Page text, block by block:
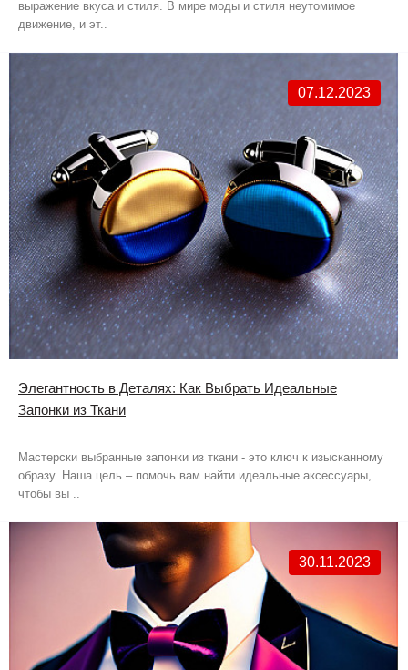
выражение вкуса и стиля. В мире моды и стиля неутомимое
движение, и эт..
07.12.2023
Элегантность в Деталях: Как Выбрать Идеальные
Запонки из Ткани
Мастерски выбранные запонки из ткани - это ключ к изысканному
образу. Наша цель – помочь вам найти идеальные аксессуары,
чтобы вы ..
30.11.2023